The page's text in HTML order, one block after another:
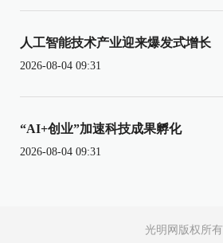
人工智能技术产业迎来爆发式增长
2026-08-04 09:31
“AI+创业”加速科技成果孵化
2026-08-04 09:31
光明网版权所有